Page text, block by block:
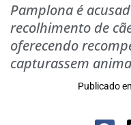
Pamplona é
recolhimento de
oferecendo
capturassem
Publicado